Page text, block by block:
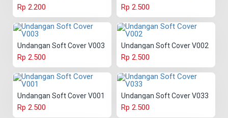
Rp 2.200 Rp 2.500
Undangan Soft Cover V003
Rp 2.500
Undangan Soft Cover V002
Rp 2.500
Undangan Soft Cover V001
Rp 2.500
Undangan Soft Cover V033
Rp 2.500